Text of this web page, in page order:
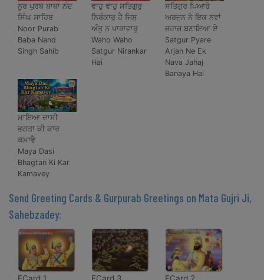
ਨੂਰ ਪੁਰਬ ਬਾਬਾ ਨੰਦ
ਸਿੰਘ ਸਾਹਿਬ
Noor Purab
Baba Nand
Singh Sahib
ਵਾਹੁ ਵਾਹੁ ਸਤਿਗੁਰੁ
ਨਿਰੰਕਾਰੁ ਹੈ ਜਿਸੁ
ਅੰਤੁ ਨ ਪਾਰਾਵਾਰੁ
Waho Waho
Satgur Nirankar
Hai
ਸਤਿਗੁਰ ਪਿਆਰੇ
ਅਰਜੁਨ ਨੇ ਇਕ ਨਵਾਂ
ਜਹਾਜ ਬਣਾਇਆ ਏ
Satgur Pyare
Arjan Ne Ek
Nava Jahaj
Banaya Hai
ਮਾਇਆ ਦਾਸੀ
ਭਗਤਾ ਕੀ ਕਾਰ
ਕਮਾਵੈ
Maya Dasi
Bhagtan Ki Kar
Kamavey
Send Greeting Cards & Gurpurab Greetings on Mata Gujri Ji,
Sahebzadey: